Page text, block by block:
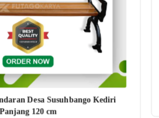
Desa Susuhbango Kediri
Panjang 120 cm